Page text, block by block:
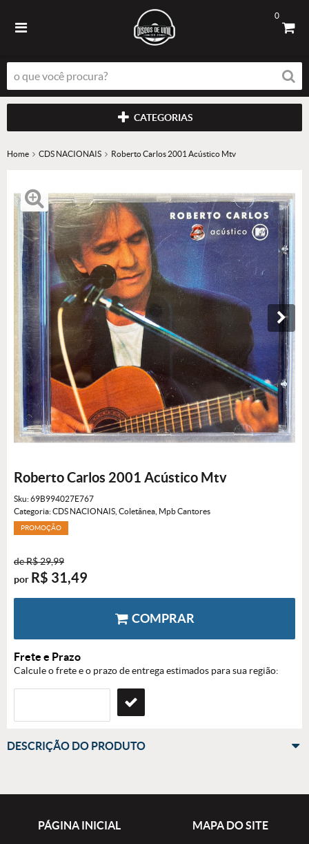
0
CATEGORIAS
Home CDS NACIONAIS Roberto Carlos 2001 Acústico Mtv
Roberto Carlos 2001 Acústico Mtv
Sku:69B994027E767
Categoria:CDS NACIONAIS Coletânea Mpb Cantores
PROMOÇÃO
deR$ 29,99
por R$ 31,49
COMPRAR
Frete e Prazo
Calcule o frete e o prazo de entrega estimados para sua região:
DESCRIÇÃO DO PRODUTO
PÁGINA INICIAL MAPA DO SITE